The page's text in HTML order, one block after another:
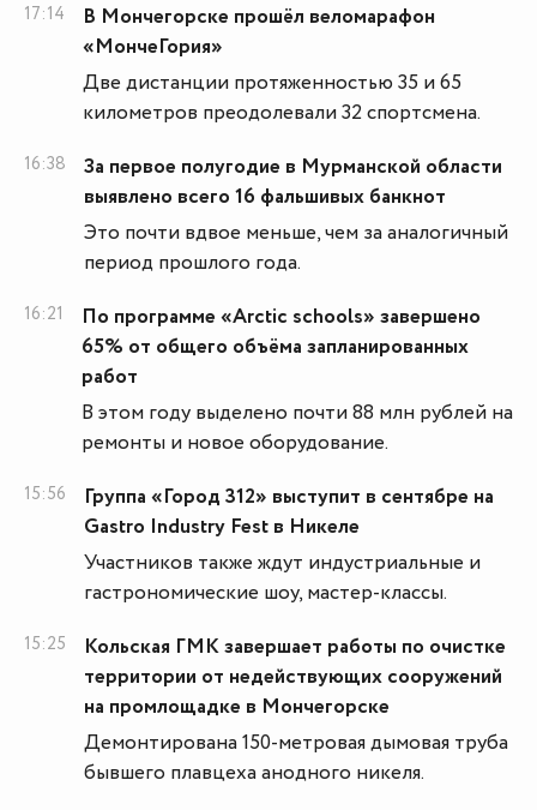
17:14
В Мончегорске прошёл веломарафон
«МончеГория»
Две дистанции протяженностью 35 и 65
километров преодолевали 32 спортсмена.
16:38
За первое полугодие в Мурманской области
выявлено всего 16 фальшивых банкнот
Это почти вдвое меньше, чем за аналогичный
период прошлого года.
16:21
По программе «Arctic schools» завершено
65% от общего объёма запланированных
работ
В этом году выделено почти 88 млн рублей на
ремонты и новое оборудование.
15:56
Группа «Город 312» выступит в сентябре на
Gastro Industry Fest в Никеле
Участников также ждут индустриальные и
гастрономические шоу, мастер-классы.
15:25
Кольская ГМК завершает работы по очистке
территории от недействующих сооружений
на промлощадке в Мончегорске
Демонтирована 150-метровая дымовая труба
бывшего плавцеха анодного никеля.